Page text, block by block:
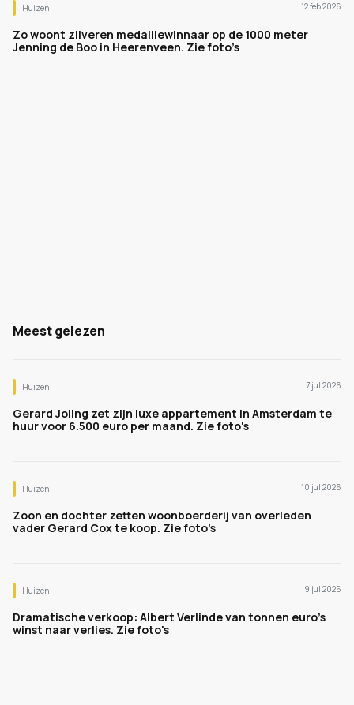
Huizen 12 feb 2026
Zo woont zilveren medaillewinnaar op de 1000 meter
Jenning de Boo in Heerenveen. Zie foto’s
Meest gelezen
Huizen 7 jul 2026
Gerard Joling zet zijn luxe appartement in Amsterdam te
huur voor 6.500 euro per maand. Zie foto's
Huizen 10 jul 2026
Zoon en dochter zetten woonboerderij van overleden
vader Gerard Cox te koop. Zie foto's
Huizen 9 jul 2026
Dramatische verkoop: Albert Verlinde van tonnen euro's
winst naar verlies. Zie foto's